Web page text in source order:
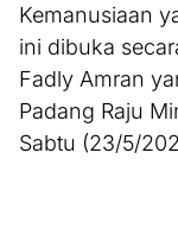
Kemanusiaan
ini dibuka
Fadly Amran
Padang Raju
Sabtu (23/5/